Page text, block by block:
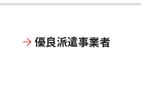
優良派遣事業者